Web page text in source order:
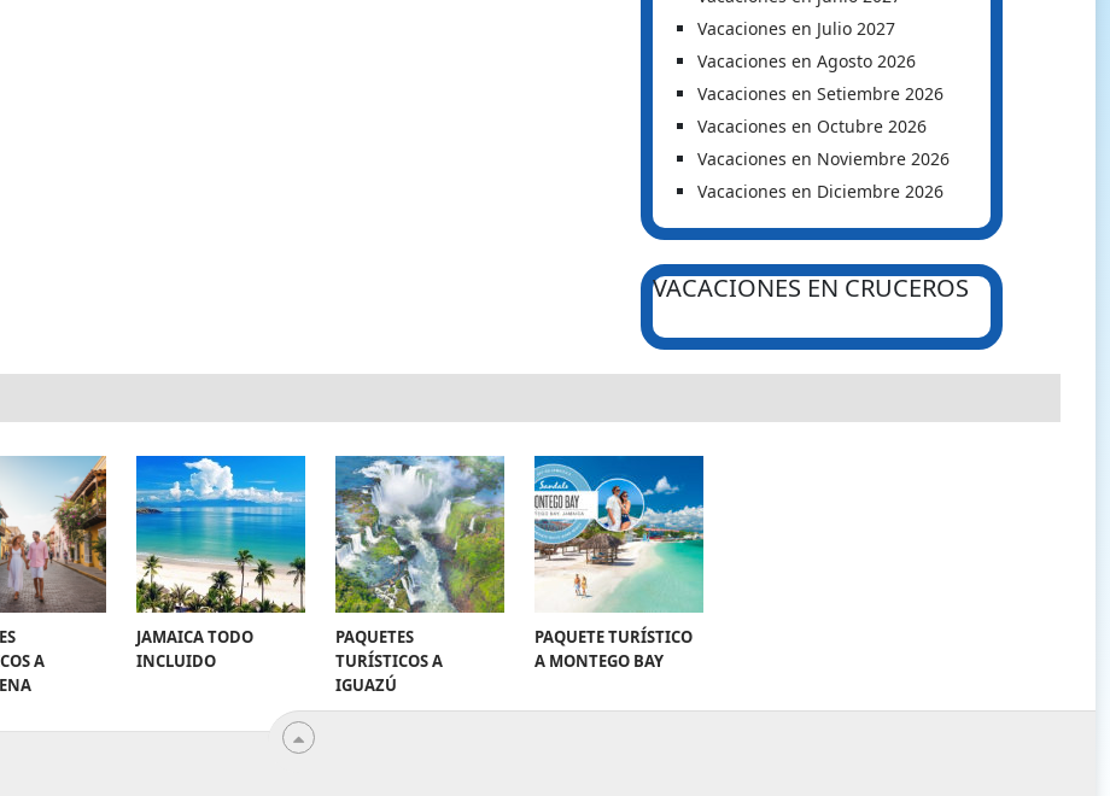
Vacaciones en Julio 2027
Vacaciones en Agosto 2026
Vacaciones en Setiembre 2026
Vacaciones en Octubre 2026
Vacaciones en Noviembre 2026
Vacaciones en Diciembre 2026
VACACIONES EN CRUCEROS
A
JAMAICA TODO
INCLUIDO
PAQUETES
TURÍSTICOS A
IGUAZÚ
PAQUETE TURÍSTICO
A MONTEGO BAY